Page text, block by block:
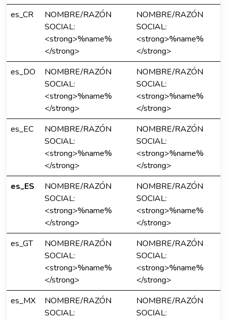
es_CR
NOMBRE/RAZÓN
SOCIAL:
<strong>%name%
</strong>
NOMBRE/RAZÓN
SOCIAL:
<strong>%name%
</strong>
es_DO
NOMBRE/RAZÓN
SOCIAL:
<strong>%name%
</strong>
NOMBRE/RAZÓN
SOCIAL:
<strong>%name%
</strong>
es_EC
NOMBRE/RAZÓN
SOCIAL:
<strong>%name%
</strong>
NOMBRE/RAZÓN
SOCIAL:
<strong>%name%
</strong>
es_ES
NOMBRE/RAZÓN
SOCIAL:
<strong>%name%
</strong>
NOMBRE/RAZÓN
SOCIAL:
<strong>%name%
</strong>
es_GT
NOMBRE/RAZÓN
SOCIAL:
<strong>%name%
</strong>
NOMBRE/RAZÓN
SOCIAL:
<strong>%name%
</strong>
es_MX
NOMBRE/RAZÓN
SOCIAL:
NOMBRE/RAZÓN
SOCIAL: